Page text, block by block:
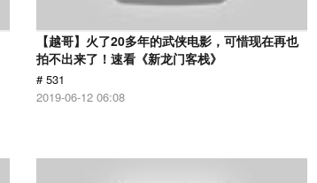
【越哥】火了20多年的武侠电影，可惜现在再也
拍不出来了！速看《新龙门客栈》
# 531
2019-06-12 06:08